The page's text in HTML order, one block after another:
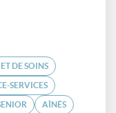
DE SOINS
SERVICES
AÎNÉS